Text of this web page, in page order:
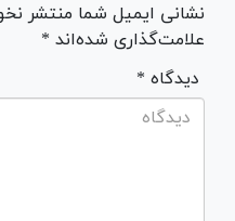
نشانی ایمیل شما منتشر
علامت‌گذاری شده‌اند *
* دیدگاه